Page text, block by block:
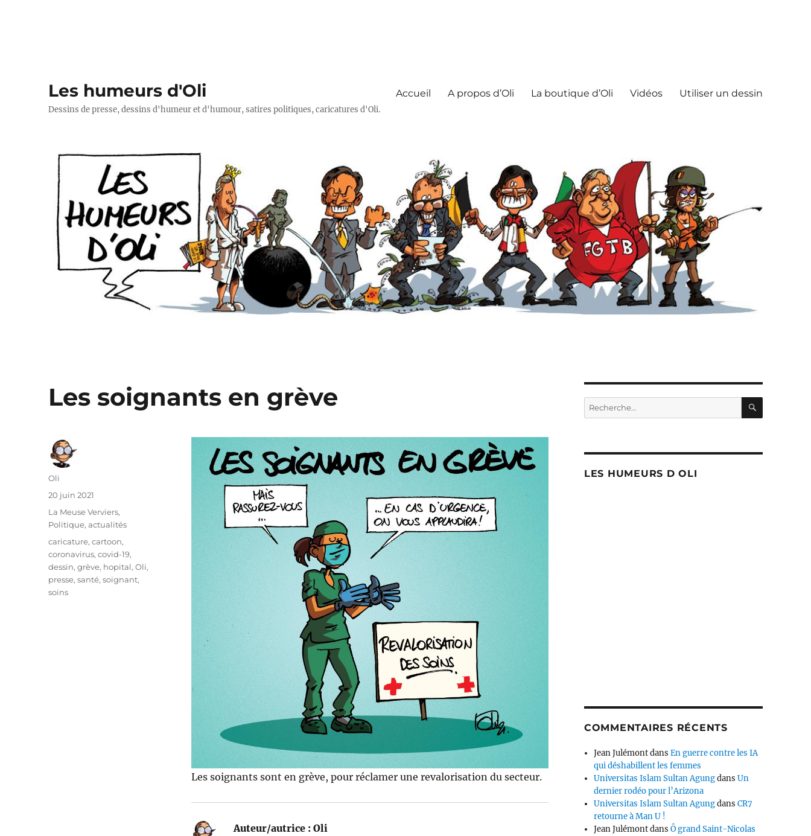
Les humeurs d'Oli
Dessins de presse, dessins d'humeur et d'humour, satires politiques, caricatures d'Oli.
Accueil A propos d’Oli La boutique d’Oli Vidéos Utiliser un dessin
Les soignants en grève
Les soignants sont en grève, pour réclamer une revalorisation du secteur.
Auteur/autrice :Oli
Auteur
Oli
Publié
20 juin 2021
Catégories
La Meuse Verviers,
Politique, actualités
Étiquettes
caricature,cartoon,
coronavirus,covid-19,
dessin,grève, hopital,Oli,
presse,santé,soignant,
soins
Recherche
pour :
LES HUMEURS D OLI
COMMENTAIRES RÉCENTS
Jean JulémontdansEn guerre contre les IA
qui déshabillent les femmes
Universitas Islam Sultan AgungdansUn
dernier rodéo pour l’Arizona
Universitas Islam Sultan AgungdansCR7
retourne à Man U !
Jean JulémontdansÔ grand Saint-Nicolas